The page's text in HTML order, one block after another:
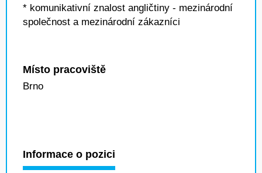
* komunikativní znalost angličtiny - mezinárodní
společnost a mezinárodní zákazníci
Místo pracoviště
Brno
Informace o pozici